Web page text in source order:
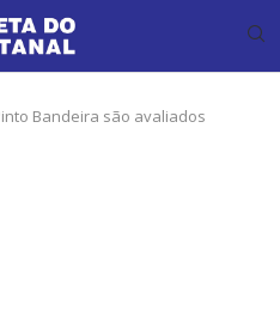
Bandeira são avaliados